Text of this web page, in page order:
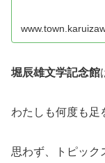
堀辰雄文学記念館
わたしも何度も足
思わず、トピック